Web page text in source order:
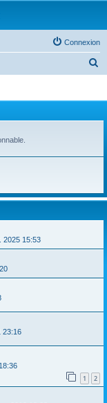
Connexion
e
2025 15:53
23:16
1 2